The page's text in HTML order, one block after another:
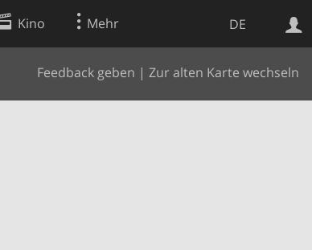
DE
Kino Mehr
Feedback geben | Zur alten Karte wechseln
Websuche